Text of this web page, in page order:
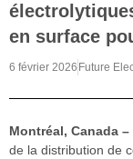
en surface
6 février 2026 Future
Montréal, Canada –
de la distribution de